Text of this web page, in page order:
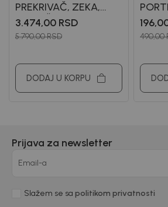
PREKRIVAČ, ZEKA,
KAPA, ČARAPE
GABRIEL
3.474,00 RSD
5.790,00RSD
DODAJ U KORPU
GAL
490,00
Prijava za newsletter
Email-a
Slažem se sa politikom privatnosti